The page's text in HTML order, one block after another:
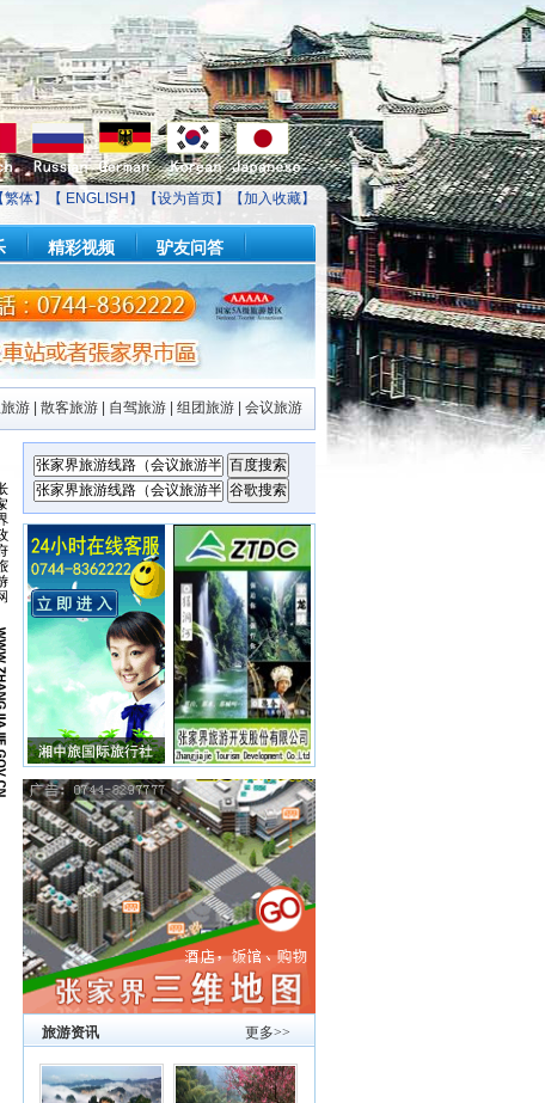
【繁体】【 ENGLISH 】【设为首页】【加入收藏】
精彩视频 驴友问答
游 散客旅游 自驾旅游 组团旅游 会议旅游
更多>>
旅游资讯